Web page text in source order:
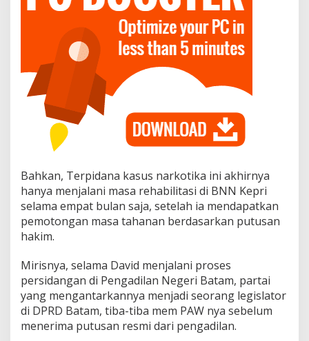
P
A
W
n
y
a
t
S
a
r
a
H
m
,
Bahkan, Terpidana kasus narkotika ini akhirnya
hanya menjalani masa rehabilitasi di BNN Kepri
selama empat bulan saja, setelah ia mendapatkan
pemotongan masa tahanan berdasarkan putusan
hakim.
Mirisnya, selama David menjalani proses
persidangan di Pengadilan Negeri Batam, partai
yang mengantarkannya menjadi seorang legislator
di DPRD Batam, tiba-tiba mem PAW nya sebelum
menerima putusan resmi dari pengadilan.